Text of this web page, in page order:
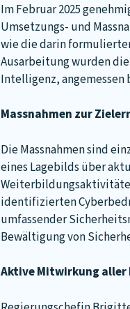
Im Februar 2025
Umsetzungs- und
wie die darin
Ausarbeitung wurden
Intelligenz,
Massnahmen zur
Die Massnahmen sind
eines Lagebilds über
identifizierten
umfassender
Bewältigung von
Aktive Mitwirkung